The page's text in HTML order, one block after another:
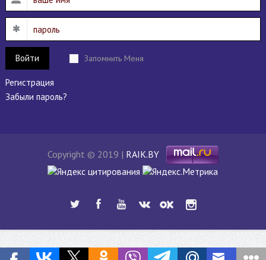
Войти Запомнить Меня
Регистрация
Забыли пароль?
Copyright © 2019 | RAIK.BY